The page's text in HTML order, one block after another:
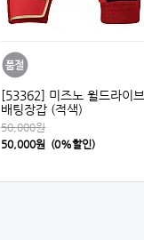
[53362] 미즈노 윌드라이브
배팅장갑 (적색)
50,000원
50,000원 (0%할인)